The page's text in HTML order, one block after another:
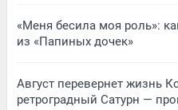
«Меня бесила моя роль»:
из «Папиных дочек»
Август перевернет жизнь
ретроградный Сатурн —